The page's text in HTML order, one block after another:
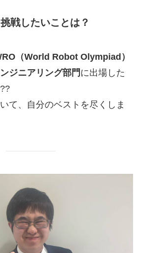
戦したいことは？
（World Robot Olympiad）
ジニアリング部門 に出場した
て、自分のベストを尽くしま